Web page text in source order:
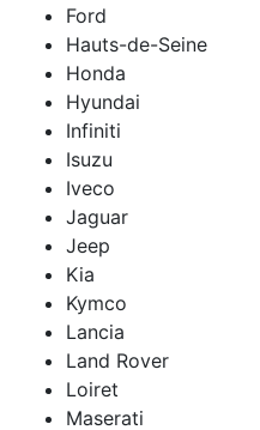
Ford
Hauts-de-Seine
Honda
Hyundai
Infiniti
Isuzu
Iveco
Jaguar
Jeep
Kia
Kymco
Lancia
Land Rover
Loiret
Maserati